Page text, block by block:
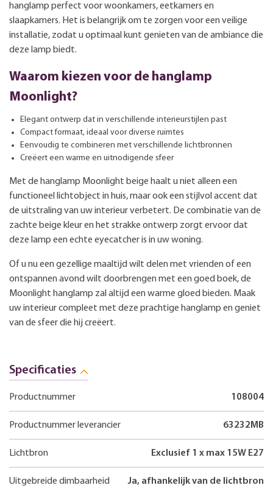
hanglamp perfect voor woonkamers, eetkamers en
slaapkamers. Het is belangrijk om te zorgen voor een veilige
installatie, zodat u optimaal kunt genieten van de ambiance die
deze lamp biedt.
Waarom kiezen voor de hanglamp
Moonlight?
Elegant ontwerp dat in verschillende interieurstijlen past
Compact formaat, ideaal voor diverse ruimtes
Eenvoudig te combineren met verschillende lichtbronnen
Creëert een warme en uitnodigende sfeer
Met de hanglamp Moonlight beige haalt u niet alleen een
functioneel lichtobject in huis, maar ook een stijlvol accent dat
de uitstraling van uw interieur verbetert. De combinatie van de
zachte beige kleur en het strakke ontwerp zorgt ervoor dat
deze lamp een echte eyecatcher is in uw woning.
Of u nu een gezellige maaltijd wilt delen met vrienden of een
ontspannen avond wilt doorbrengen met een goed boek, de
Moonlight hanglamp zal altijd een warme gloed bieden. Maak
uw interieur compleet met deze prachtige hanglamp en geniet
van de sfeer die hij creëert.
Specificaties
Productnummer 108004
Productnummer leverancier 63232MB
Lichtbron Exclusief 1 x max 15W E27
Uitgebreide dimbaarheid Ja, afhankelijk van de lichtbron